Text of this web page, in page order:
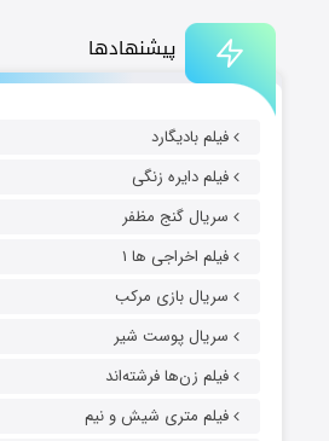
پیشنهادها
فیلم بادیگارد
فیلم دایره زنگی
سریال گنج مظفر
فیلم اخراجی ها ۱
سریال بازی مرکب
سریال پوست شیر
فیلم زن‌ها فرشته‌اند
فیلم متری شیش و نیم